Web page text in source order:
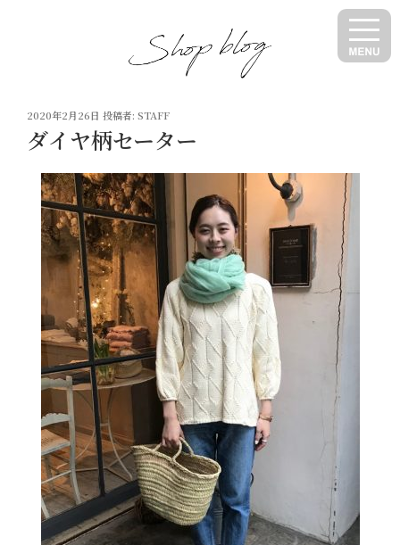
投
稿
日:
2020年2月26日 投稿者: STAFF
ダイヤ柄セーター